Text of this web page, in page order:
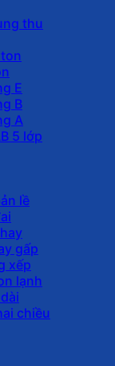
thu
E
B
A
5 lớp
lề
gấp
xếp
lạnh
chiều